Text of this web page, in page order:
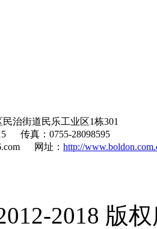
治街道民乐工业区1栋301
传真：0755-28098595
网址： http://
2018 版